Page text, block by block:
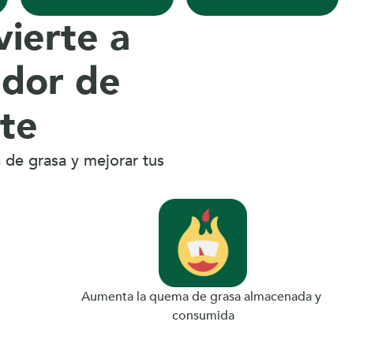
a
de
grasa y mejorar tus
Aumenta la quema de grasa almacenada y
consumida